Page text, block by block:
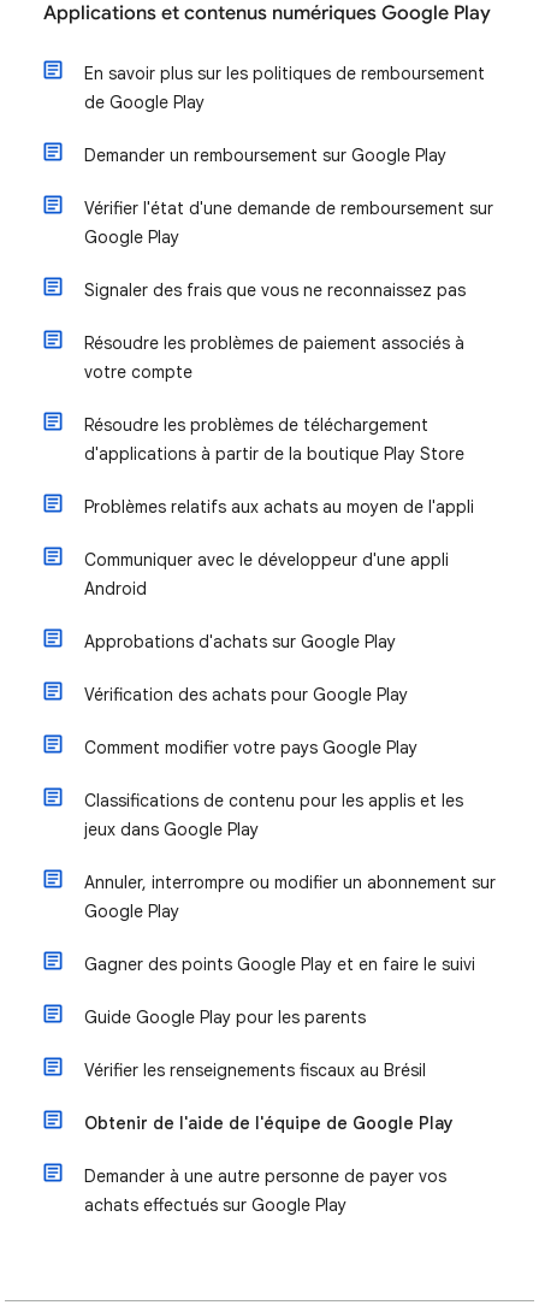
Applications et contenus numériques Google Play
En savoir plus sur les politiques de remboursement
de Google Play
Demander un remboursement sur Google Play
Vérifier l'état d'une demande de remboursement sur
Google Play
Signaler des frais que vous ne reconnaissez pas
Résoudre les problèmes de paiement associés à
votre compte
Résoudre les problèmes de téléchargement
d'applications à partir de la boutique Play Store
Problèmes relatifs aux achats au moyen de l'appli
Communiquer avec le développeur d'une appli
Android
Approbations d'achats sur Google Play
Vérification des achats pour Google Play
Comment modifier votre pays Google Play
Classifications de contenu pour les applis et les
jeux dans Google Play
Annuler, interrompre ou modifier un abonnement sur
Google Play
Gagner des points Google Play et en faire le suivi
Guide Google Play pour les parents
Vérifier les renseignements fiscaux au Brésil
Obtenir de l'aide de l'équipe de Google Play
Demander à une autre personne de payer vos
achats effectués sur Google Play